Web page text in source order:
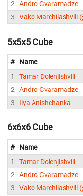
2
Andro Gvaramadze
3
5x5x5 Cube
# Name
1
Tamar Dolenjishvili
2
Andro Gvaramadze
3
Ilya Anishchanka
6x6x6 Cube
# Name
1
Tamar Dolenjishvili
2
Andro Gvaramadze
3